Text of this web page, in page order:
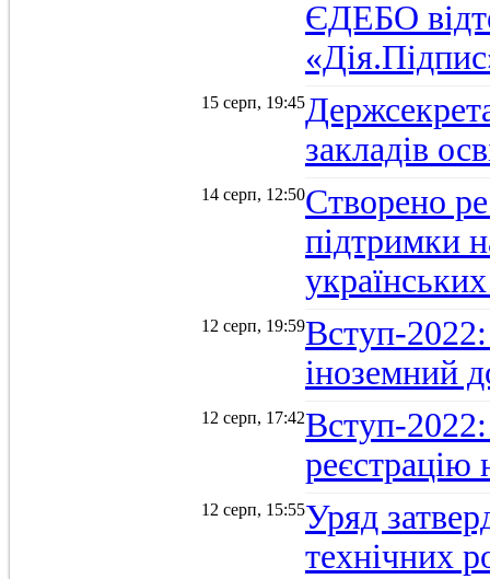
ЄДЕБО
15 серп, 19:45
закладів
14 серп, 12:50Створено
підтримки
12 серп, 19:59Вступ-
іноземний
12 серп, 17:42Вступ-
12 серп, 15:55Уряд
технічних